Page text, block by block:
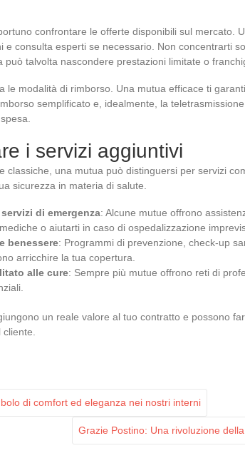
confrontare le offerte disponibili sul mercato.
e consulta esperti se necessario. Non concentrarti
può talvolta nascondere prestazioni limitate o
le modalità di rimborso. Una mutua efficace ti
semplificato e, idealmente, la
i servizi aggiuntivi
classiche, una mutua può distinguersi per servizi
sicurezza in materia di salute.
di emergenza: Alcune mutue offrono
o aiutarti in caso di ospedalizzazione
benessere: Programmi di prevenzione, check-up
arricchire la tua copertura.
alle cure: Sempre più mutue offrono reti di
un reale valore al tuo contratto e possono
di comfort ed eleganza nei nostri interni
Grazie Postino: Una rivoluzione